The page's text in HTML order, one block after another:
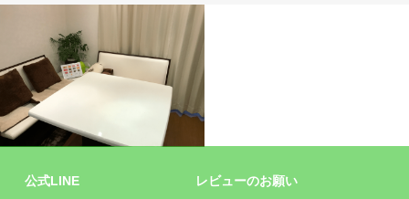
施設
公式LINE レビューのお願い